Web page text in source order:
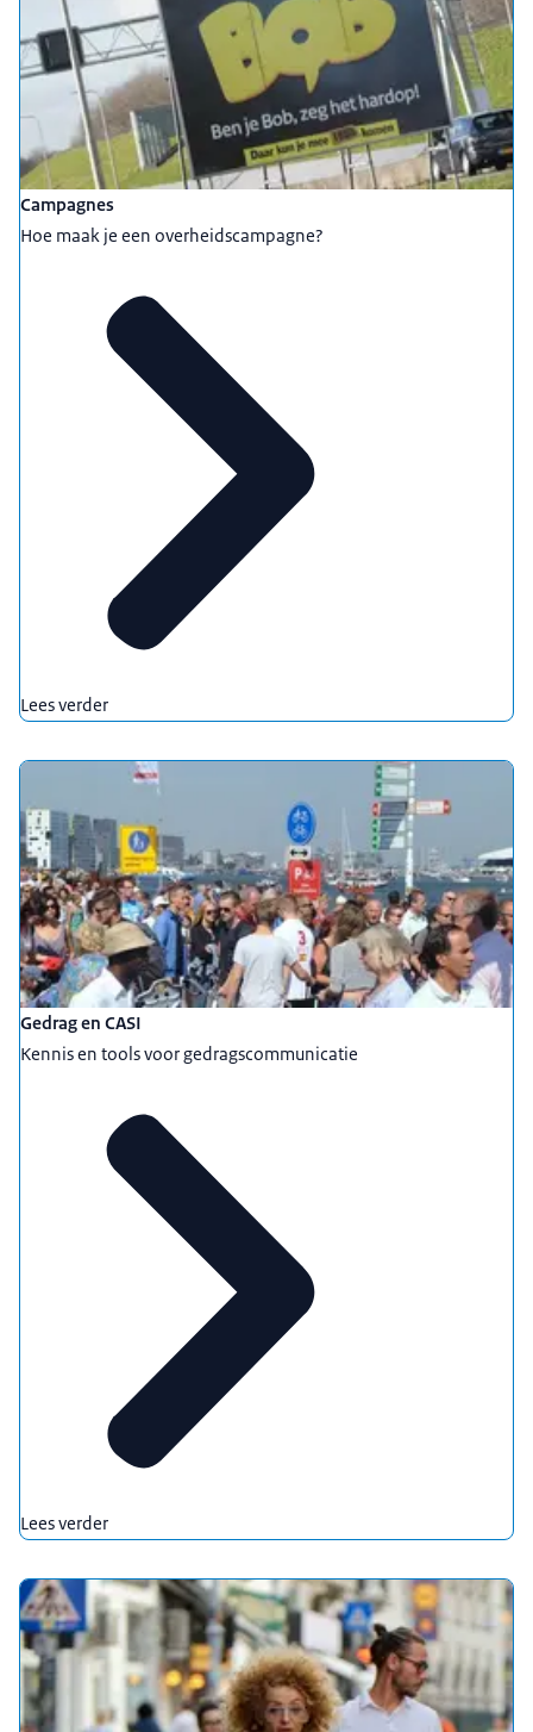
Campagnes
Hoe maak je een overheidscampagne?
Lees verder
Gedrag en CASI
Kennis en tools voor gedragscommunicatie
Lees verder